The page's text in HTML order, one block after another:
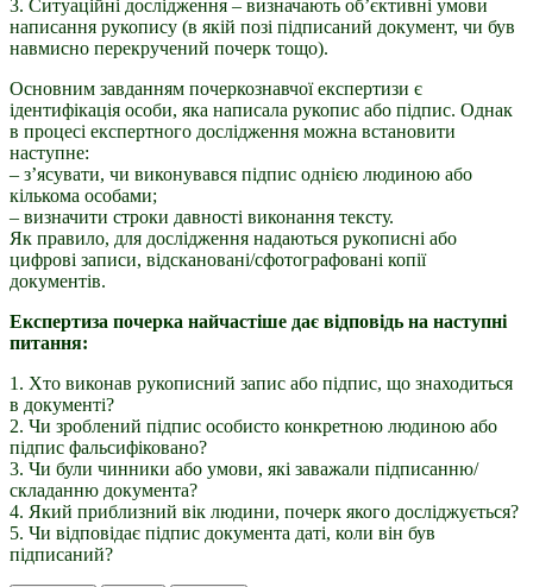
3. Ситуаційні дослідження – визначають об’єктивні умови
написання рукопису (в якій позі підписаний документ, чи був
навмисно перекручений почерк тощо).
Основним завданням почеркознавчої експертизи є
ідентифікація особи, яка написала рукопис або підпис. Однак
в процесі експертного дослідження можна встановити
наступне:
– з’ясувати, чи виконувався підпис однією людиною або
кількома особами;
– визначити строки давності виконання тексту.
Як правило, для дослідження надаються рукописні або
цифрові записи, відскановані/сфотографовані копії
документів.
Експертиза почерка найчастіше дає відповідь на наступні
питання:
1. Хто виконав рукописний запис або підпис, що знаходиться
в документі?
2. Чи зроблений підпис особисто конкретною людиною або
підпис фальсифіковано?
3. Чи були чинники або умови, які заважали підписанню/
складанню документа?
4. Який приблизний вік людини, почерк якого досліджується?
5. Чи відповідає підпис документа даті, коли він був
підписаний?